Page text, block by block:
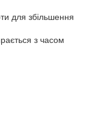
для збільшення
з часом